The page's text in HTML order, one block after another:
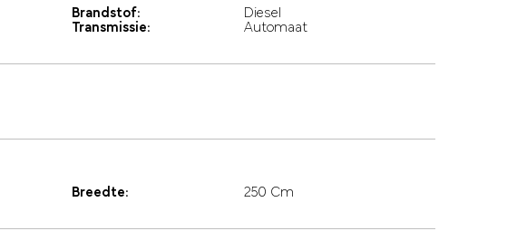
Brandstof:
Diesel
Transmissie:
Automaat
Breedte:
250 Cm